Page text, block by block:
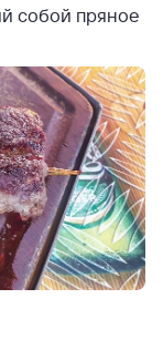
собой пряное